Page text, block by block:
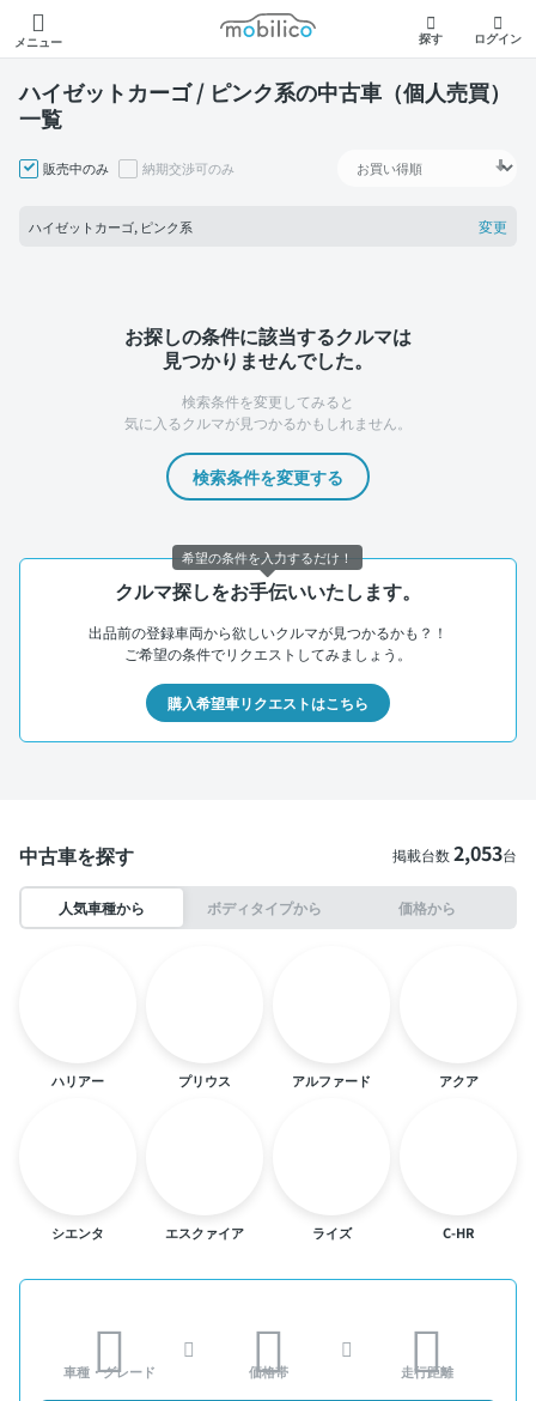
メニュー
モビリコ
探す ログイン
ハイゼットカーゴ / ピンク系の中古車（個人売買）
一覧
販売中のみ 納期交渉可のみ
ハイゼットカーゴ, ピンク系 変更
お探しの条件に該当するクルマは
見つかりませんでした。
検索条件を変更してみると
気に入るクルマが見つかるかもしれません。
検索条件を変更する
クルマ探しをお手伝いいたします。
出品前の登録車両から欲しいクルマが見つかるかも？！
ご希望の条件でリクエストしてみましょう。
購入希望車リクエストはこちら
中古車を探す 掲載台数2,053台
人気車種から ボディタイプから 価格から
ハリアー プリウス アルファード アクア
シエンタ エスクァイア ライズ C-HR
車種・グレード 価格帯 走行距離
希望の条件を入力するだけ！